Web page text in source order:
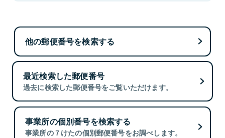
他の郵便番号を検索する
最近検索した郵便番号
過去に検索した郵便番号をご覧いただけます。
事業所の個別番号を検索する
事業所の７けたの個別郵便番号をお調べします。